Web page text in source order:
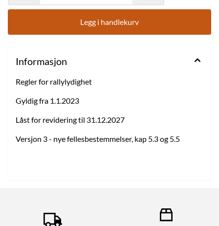
Legg i handlekurv
Informasjon
Regler for rallylydighet
Gyldig fra 1.1.2023
Låst for revidering til 31.12.2027
Versjon 3 - nye fellesbestemmelser, kap 5.3 og 5.5